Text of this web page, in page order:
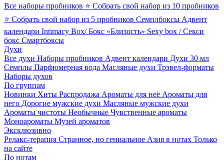
Все наборы пробников ⭐ Собрать свой набор из 10 пробников
⭐ Собрать свой набор из 5 пробников Семплбоксы Адвент
календари Intimacy Box/ Бокс «Близость» Sexy box / Секси
бокс Смартбоксы
Духи
Все духи Наборы пробников Адвент календари Духи 30 мл
Семплы Парфюмерная вода Масляные духи Трэвел-форматы
Наборы духов
По группам
Новинки Хиты Распродажа Ароматы для неё Ароматы для
него Дорогие мужские духи Масляные мужские духи
Ароматы чистоты Необычные Чувственные ароматы
Моноароматы Музей ароматов
Эксклюзивно
Релакс-терапия Странное, но гениальное Азия в нотах Только
на сайте
По нотам